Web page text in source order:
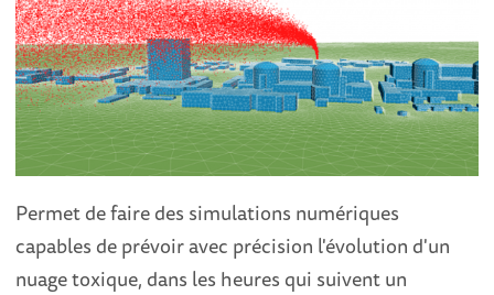
Permet de faire des simulations numériques
capables de prévoir avec précision l'évolution d'un
nuage toxique, dans les heures qui suivent un